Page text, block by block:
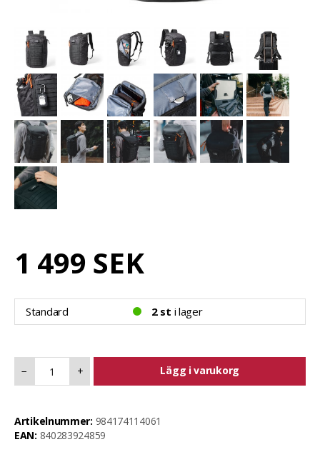
1 499 SEK
Standard 2 st i lager
− + Lägg i varukorg
Artikelnummer: 984174114061
EAN: 840283924859